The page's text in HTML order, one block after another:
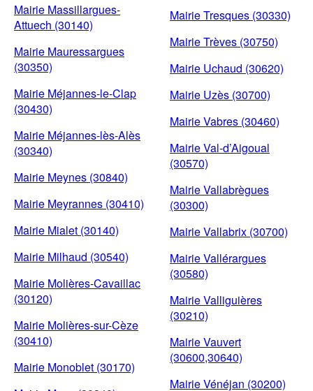
Mairie Massillargues-
Attuech (30140)
Mairie Mauressargues
(30350)
Mairie Méjannes-le-Clap
(30430)
Mairie Méjannes-lès-Alès
(30340)
Mairie Meynes (30840)
Mairie Meyrannes (30410)
Mairie Mialet (30140)
Mairie Milhaud (30540)
Mairie Molières-Cavaillac
(30120)
Mairie Molières-sur-Cèze
(30410)
Mairie Monoblet (30170)
Mairie Tresques (30330)
Mairie Trèves (30750)
Mairie Uchaud (30620)
Mairie Uzès (30700)
Mairie Vabres (30460)
Mairie Val-d’Aigoual
(30570)
Mairie Vallabrègues
(30300)
Mairie Vallabrix (30700)
Mairie Vallérargues
(30580)
Mairie Valliguières
(30210)
Mairie Vauvert
(30600,30640)
Mairie Vénéjan (30200)